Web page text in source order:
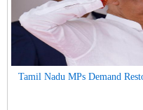
Tamil Nadu MPs Demand